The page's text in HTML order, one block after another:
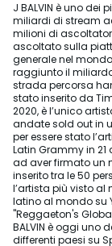
J BALVIN è uno
miliardi di stream
milioni di
ascoltato sulla
generale nel
raggiunto il
strada percorsa
stato inserito da
2020, è l’unico
andate sold out in
per essere stato
Latin Grammy in
ad aver firmato un
inserito tra le 50
l’artista più visto al
latino al mondo su
"Reggaeton's
BALVIN è oggi uno
differenti paesi su